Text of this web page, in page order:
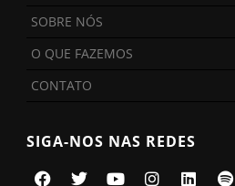
SOBRE NÓS
O QUE FAZEMOS
CONTATO
SIGA-NOS NAS REDES